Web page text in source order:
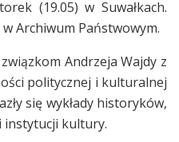
(19.05) w Suwałkach.
Archiwum Państwowym.
Andrzeja Wajdy z
politycznej i kulturalnej
się wykłady historyków,
instytucji kultury.